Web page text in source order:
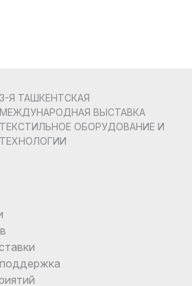
3-Я ТАШКЕНТСКАЯ
МЕЖДУНАРОДНАЯ ВЫСТАВКА
ТЕКСТИЛЬНОЕ ОБОРУДОВАНИЕ И
ТЕХНОЛОГИИ